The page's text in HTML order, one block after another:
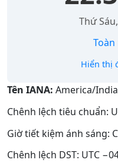
Thứ
Hiển thị
Tên IANA: America/
Chênh lệch tiêu chuẩn:
Giờ tiết kiệm ánh sáng:
Chênh lệch DST: UTC